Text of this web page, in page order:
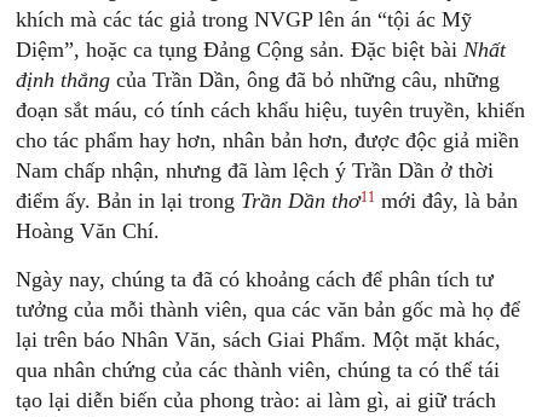
khích mà các tác giả trong NVGP lên án “tội ác Mỹ
Diệm”, hoặc ca tụng Đảng Cộng sản. Đặc biệt bàiNhất
định thắng của Trần Dần, ông đã bỏ những câu, những
đoạn sắt máu, có tính cách khẩu hiệu, tuyên truyền, khiến
cho tác phẩm hay hơn, nhân bản hơn, được độc giả miền
Nam chấp nhận, nhưng đã làm lệch ý Trần Dần ở thời
điểm ấy. Bản in lại trong Trần Dần thơ11 mới đây, là bản
Hoàng Văn Chí.
Ngày nay, chúng ta đã có khoảng cách để phân tích tư
tưởng của mỗi thành viên, qua các văn bản gốc mà họ để
lại trên báo Nhân Văn, sách Giai Phẩm. Một mặt khác,
qua nhân chứng của các thành viên, chúng ta có thể tái
tạo lại diễn biến của phong trào: ai làm gì, ai giữ trách